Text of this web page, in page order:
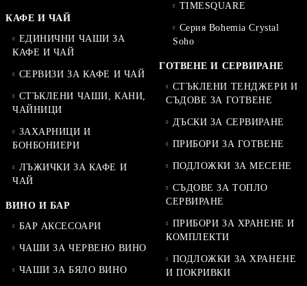
КАФЕ И ЧАЙ
ЕДИНИЧНИ ЧАШИ ЗА
КАФЕ И ЧАЙ
СЕРВИЗИ ЗА КАФЕ И ЧАЙ
СТЪКЛЕНИ ЧАШИ, КАНИ,
ЧАЙНИЦИ
ЗАХАРНИЦИ И
БОНБОНИЕРИ
ЛЪЖИЧКИ ЗА КАФЕ И
ЧАЙ
ВИНО И БАР
БАР АКСЕСОАРИ
ЧАШИ ЗА ЧЕРВЕНО ВИНО
ЧАШИ ЗА БЯЛО ВИНО
TIMESQUARE
Серия Bohemia Crystal
Soho
ГОТВЕНЕ И СЕРВИРАНЕ
СТЪКЛЕНИ ТЕНДЖЕРИ И
СЪДОВЕ ЗА ГОТВЕНЕ
ДЪСКИ ЗА СЕРВИРАНЕ
ПРИБОРИ ЗА ГОТВЕНЕ
ПОДЛОЖКИ ЗА МЕСЕНЕ
СЪДОВЕ ЗА ТОПЛО
СЕРВИРАНЕ
ПРИБОРИ ЗА ХРАНЕНЕ И
КОМПЛЕКТИ
ПОДЛОЖКИ ЗА ХРАНЕНЕ
И ПОКРИВКИ